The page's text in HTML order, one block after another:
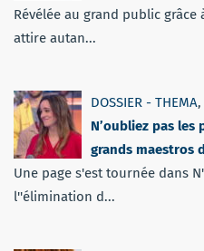
Révélée au grand public grâce
attire autan...
DOSSIER - THEMA,
N’oubliez pas
grands maestros
Une page s'est tournée dans
l''élimination d...